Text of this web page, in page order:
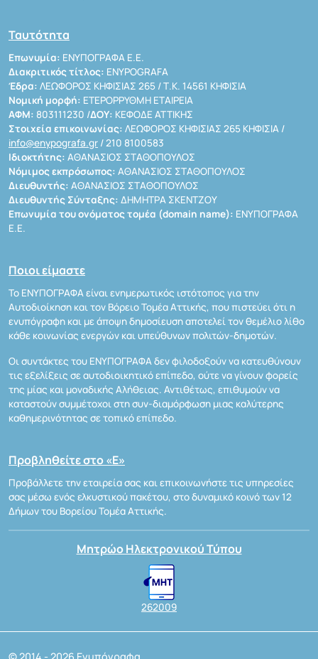
Ταυτότητα
Επωνυμία: ΕΝΥΠΟΓΡΑΦΑ Ε.Ε.
Διακριτικός τίτλος: ENYPOGRAFA
Έδρα: ΛΕΩΦΟΡΟΣ ΚΗΦΙΣΙΑΣ 265 / Τ.Κ. 14561 ΚΗΦΙΣΙΑ
Νομική μορφή: ΕΤΕΡΟΡΡΥΘΜΗ ΕΤΑΙΡΕΙΑ
ΑΦΜ: 803111230 /ΔΟΥ: ΚΕΦΟΔΕ ΑΤΤΙΚΗΣ
Στοιχεία επικοινωνίας: ΛΕΩΦΟΡΟΣ ΚΗΦΙΣΙΑΣ 265 ΚΗΦΙΣΙΑ /
info@enypografa.gr / 210 8100583
Ιδιοκτήτης: ΑΘΑΝΑΣΙΟΣ ΣΤΑΘΟΠΟΥΛΟΣ
Νόμιμος εκπρόσωπος: ΑΘΑΝΑΣΙΟΣ ΣΤΑΘΟΠΟΥΛΟΣ
Διευθυντής: ΑΘΑΝΑΣΙΟΣ ΣΤΑΘΟΠΟΥΛΟΣ
Διευθυντής Σύνταξης: ΔΗΜΗΤΡΑ ΣΚΕΝΤΖΟΥ
Επωνυμία του ονόματος τομέα (domain name): ΕΝΥΠΟΓΡΑΦΑ
Ε.Ε.
Ποιοι είμαστε
Το ΕΝΥΠΟΓΡΑΦΑ είναι ενημερωτικός ιστότοπος για την
Αυτοδιοίκηση και τον Βόρειο Τομέα Αττικής, που πιστεύει ότι η
ενυπόγραφη και με άποψη δημοσίευση αποτελεί τον θεμέλιο λίθο
κάθε κοινωνίας ενεργών και υπεύθυνων πολιτών-δημοτών.
Οι συντάκτες του ΕΝΥΠΟΓΡΑΦΑ δεν φιλοδοξούν να κατευθύνουν
τις εξελίξεις σε αυτοδιοικητικό επίπεδο, ούτε να γίνουν φορείς
της μίας και μοναδικής Αλήθειας. Αντιθέτως, επιθυμούν να
καταστούν συμμέτοχοι στη συν-διαμόρφωση μιας καλύτερης
καθημερινότητας σε τοπικό επίπεδο.
Προβληθείτε στο «Ε»
Προβάλλετε την εταιρεία σας και επικοινωνήστε τις υπηρεσίες
σας μέσω ενός ελκυστικού πακέτου, στο δυναμικό κοινό των 12
Δήμων του Βορείου Τομέα Αττικής.
Μητρώο Ηλεκτρονικού Τύπου
262009
© 2014 - 2026 Ενυπόγραφα